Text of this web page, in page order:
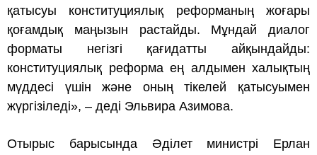
қатысуы конституциялық реформаның жоғары
қоғамдық маңызын растайды. Мұндай диалог
форматы негізгі қағидатты айқындайды:
конституциялық реформа ең алдымен халықтың
мүддесі үшін және оның тікелей қатысуымен
жүргізіледі», – деді Эльвира Азимова.
Отырыс барысында Әділет министрі Ерлан